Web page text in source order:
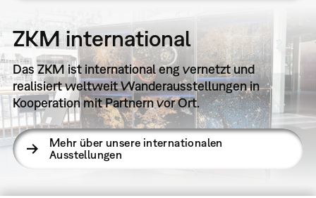
ZKM international
Das ZKM ist international eng vernetzt und
realisiert weltweit Wanderausstellungen in
Kooperation mit Partnern vor Ort.
Mehr über unsere internationalen
Ausstellungen